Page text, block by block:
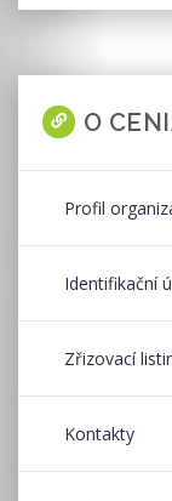
O
Profil
Identifikační
Zřizovací
Kontakty